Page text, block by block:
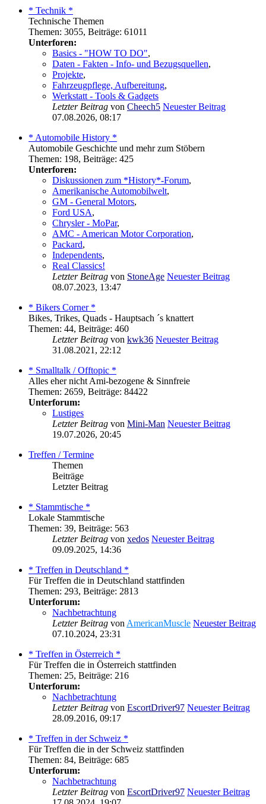
* Technik *
Technische Themen
Themen: 3055, Beiträge: 61011
Unterforen:
Basics - "HOW TO DO",
Daten - Fakten - Info- und Bezugsquellen,
Projekte,
Fahrzeugpflege, Aufbereitung,
Werkstatt - Tools & Gadgets
Letzter Beitrag von Cheech5 Neuester Beitrag
07.08.2026, 08:17
* Automobile History *
Automobile Geschichte und mehr zum Stöbern
Themen: 198, Beiträge: 425
Unterforen:
Diskussionen zum *History*-Forum,
Amerikanische Automobilwelt,
GM - General Motors,
Ford USA,
Chrysler - MoPar,
AMC - American Motor Corporation,
Packard,
Independents,
Real Classics!
Letzter Beitrag von StoneAge Neuester Beitrag
08.07.2023, 13:47
* Bikers Corner *
Bikes, Trikes, Quads - Hauptsach ´s knattert
Themen: 44, Beiträge: 460
Letzter Beitrag von kwk36 Neuester Beitrag
31.08.2021, 22:12
* Smalltalk / Offtopic *
Alles eher nicht Ami-bezogene & Sinnfreie
Themen: 2659, Beiträge: 84422
Unterforum:
Lustiges
Letzter Beitrag von Mini-Man Neuester Beitrag
19.07.2026, 20:45
Treffen / Termine
Themen
Beiträge
Letzter Beitrag
* Stammtische *
Lokale Stammtische
Themen: 39, Beiträge: 563
Letzter Beitrag von xedos Neuester Beitrag
09.09.2025, 14:36
* Treffen in Deutschland *
Für Treffen die in Deutschland stattfinden
Themen: 293, Beiträge: 2813
Unterforum:
Nachbetrachtung
Letzter Beitrag von AmericanMuscle Neuester Beitrag
07.10.2024, 23:31
* Treffen in Österreich *
Für Treffen die in Österreich stattfinden
Themen: 25, Beiträge: 216
Unterforum:
Nachbetrachtung
Letzter Beitrag von EscortDriver97 Neuester Beitrag
28.09.2016, 09:17
* Treffen in der Schweiz *
Für Treffen die in der Schweiz stattfinden
Themen: 84, Beiträge: 685
Unterforum:
Nachbetrachtung
Letzter Beitrag von EscortDriver97 Neuester Beitrag